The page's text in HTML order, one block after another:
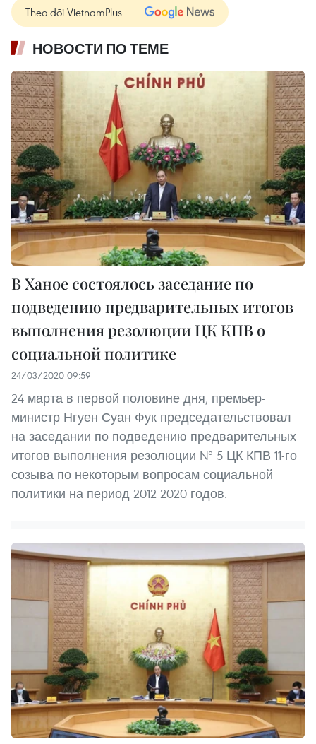
Theo dõi VietnamPlus
НОВОСТИ ПО ТЕМЕ
В Ханое состоялось заседание по
подведению предварительных итогов
выполнения резолюции ЦК КПВ о
социальной политике
24/03/2020 09:59
24 марта в первой половине дня, премьер-
министр Нгуен Суан Фук председательствовал
на заседании по подведению предварительных
итогов выполнения резолюции № 5 ЦК КПВ 11-го
созыва по некоторым вопросам социальной
политики на период 2012-2020 годов.